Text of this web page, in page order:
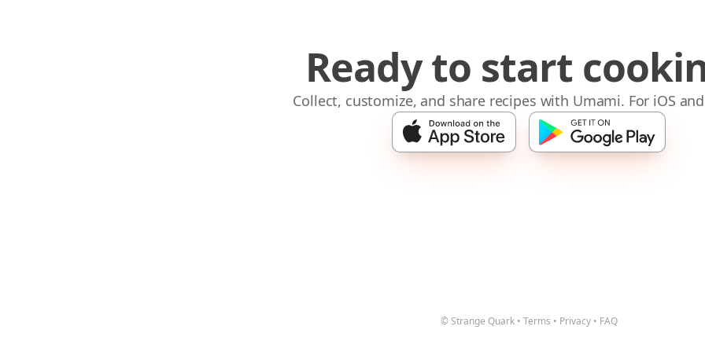
Ready to start
Collect, customize, and share recipes with Umami. For iOS
© Strange Quark • Terms • Privacy • FAQ